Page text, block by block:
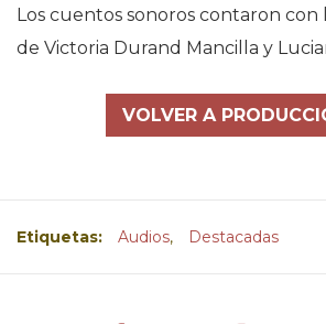
Los cuentos sonoros contaron
de Victoria Durand Mancilla y
VOLVER A
Etiquetas: Audios, Destacadas